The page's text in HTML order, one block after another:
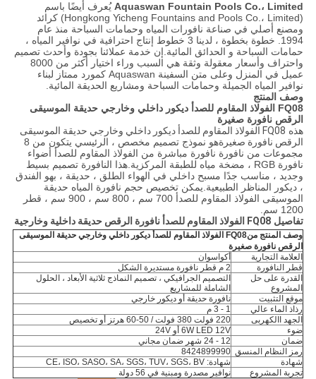
Aquaswan Fountain Pools Co.، Limited يُعرف أيضًا باسم
(Hongkong Yicheng Fountains and Pools Co.، Limited) كرائد
ومصنع أصلي في صناعة نافورات المياه وحمامات السباحة منذ عام
1994. خطوة بخطوة ، لدينا 3 خطوط إنتاج احترافية في نوافير المياه ،
حمامات السباحة و الحدائق المائية.إن خدمة عملائنا بجودة وأحدث تصميم
واحتراف وأسعار معقولة وثقة هي السبب وراء اختيار أكثر من 8000
عميل في المنزل وعلى متن السفينة Aquaswan كمورد ممتاز لبناء
نوافير المياه الجميلة وحمامات السباحة ومشاريع الحديقة المائية.
وصف المنتج
FQ08 الفولاذ المقاوم للصدأ ديكور داخلي وخارجي حديقة الموسيقى
الرقص نافورة صغيرة
هذه
FQ08 الفولاذ المقاوم للصدأ ديكور داخلي وخارجي حديقة الموسيقى
الرقص نافورة صغيرة
هو نموذج تصميم مخصص ، الرئيسي يتكون من 8
مجموعات من نافورة نافورة مباشرة من الفولاذ المقاوم للصدأ أضواء
نافورة RGB ، مضخة مياه للطبقة المركزية.هذا النافورة تصميم بسيط
وجديد ، مناسب جدًا مسبح داخلي في الهواء الطلق ، حديقة ، بهو الفندق
، ديكور المناظر الطبيعية.يمكن تخصيص حجم نافورة المياه حديقة
الموسيقى الفولاذ المقاوم للصدأ 700 سم ، 800 سم ، 900 سم ، قطر
1200 سم.
تفاصيل FQ08 الفولاذ المقاوم للصدأ نافورة الرقص حديقة داخلية وخارجية
وصف المنتج من
FQ08 الفولاذ المقاوم للصدأ ديكور داخلي وخارجي حديقة الموسيقى
الرقص نافورة صغيرة
العلامة التجارية
أكواسوان
قطر النافورة
2 م قطر نافورة مستديرة الشكل
القدرة على حل
المشروع
التصميم الجرافيكي ، تصميم النماذج ثلاثية الأبعاد ، الحلول
الشاملة للمشاريع
موقع التثبيت
نافورة حديقة أو ديكور خارجي
رذاذ الماء عالي
1 - 3 م
الجهد االكهربى
220 فولت 380 فولت / 50-60 هرتز أو تخصيص
ضوء
6W LED 12V أو 24V
ضمان
12 - 24 شهر ضمان مجاني
رمز النظام المنسق 8424899990
شهادة
شهادة: CE، ISO، SASO، SA، SGS، TUV، SGS، BV
تجربة المشروع
نوافير مصدرة ومبنية في 56 دولة